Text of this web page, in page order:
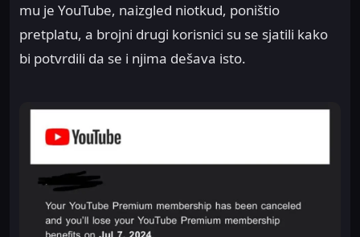
mu je YouTube, naizgled niotkud, poništio
pretplatu, a brojni drugi korisnici su se sjatili kako
bi potvrdili da se i njima dešava isto.